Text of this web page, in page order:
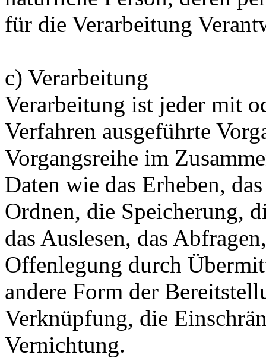
für die Verarbeitung
c) Verarbeitung
Verarbeitung ist jeder mit
Verfahren ausgeführte
Vorgangsreihe im
Daten wie das Erheben,
Ordnen, die Speicherung,
das Auslesen, das
Offenlegung durch
andere Form der
Verknüpfung, die
Vernichtung.